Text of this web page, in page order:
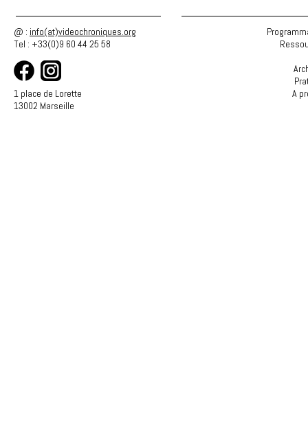
@ : info(at)videochroniques.org
Tel : +33(0)9 60 44 25 58
1 place de Lorette
13002 Marseille
A